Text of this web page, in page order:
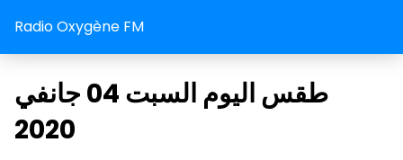
Radio Oxygène FM
طقس اليوم السبت 04 جانفي
2020